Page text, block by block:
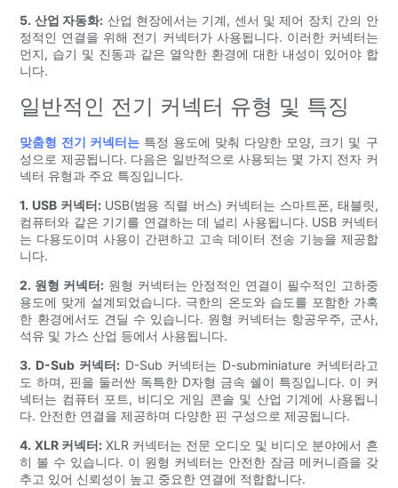
5. 산업 자동화: 산업 현장에서는 기계, 센서 및 제어 장치 간의 안
정적인 연결을 위해 전기 커넥터가 사용됩니다. 이러한 커넥터는
먼지, 습기 및 진동과 같은 열악한 환경에 대한 내성이 있어야 합
니다.
일반적인 전기 커넥터 유형 및 특징
맞춤형 전기 커넥터는특정 용도에 맞춰 다양한 모양, 크기 및 구
성으로 제공됩니다. 다음은 일반적으로 사용되는 몇 가지 전자 커
넥터 유형과 주요 특징입니다.
1. USB 커넥터:USB(범용 직렬 버스) 커넥터는 스마트폰, 태블릿,
컴퓨터와 같은 기기를 연결하는 데 널리 사용됩니다. USB 커넥터
는 다용도이며 사용이 간편하고 고속 데이터 전송 기능을 제공합
니다.
2. 원형 커넥터:원형 커넥터는 안정적인 연결이 필수적인 고하중
용도에 맞게 설계되었습니다. 극한의 온도와 습도를 포함한 가혹
한 환경에서도 견딜 수 있습니다. 원형 커넥터는 항공우주, 군사,
석유 및 가스 산업 등에서 사용됩니다.
3. D-Sub 커넥터:D-Sub 커넥터는 D-subminiature 커넥터라고
도 하며, 핀을 둘러싼 독특한 D자형 금속 쉘이 특징입니다. 이 커
넥터는 컴퓨터 포트, 비디오 게임 콘솔 및 산업 기계에 사용됩니
다. 안전한 연결을 제공하며 다양한 핀 구성으로 제공됩니다.
4. XLR 커넥터:XLR 커넥터는 전문 오디오 및 비디오 분야에서 흔
히 볼 수 있습니다. 이 원형 커넥터는 안전한 잠금 메커니즘을 갖
추고 있어 신뢰성이 높고 중요한 연결에 적합합니다.